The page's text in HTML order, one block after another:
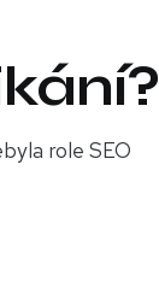
role SEO